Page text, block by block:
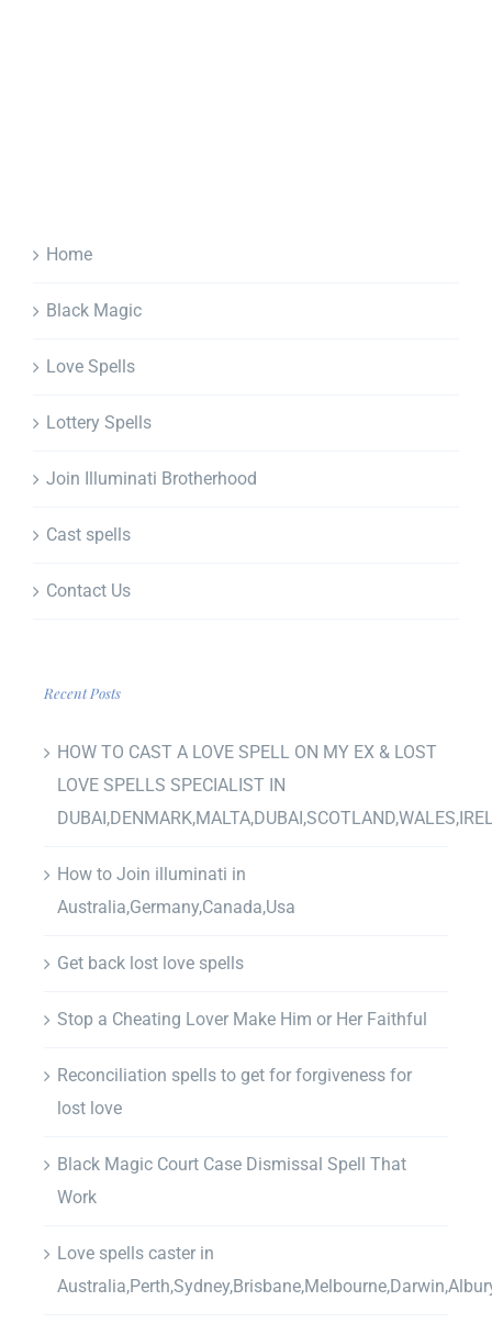
Home
Black Magic
Love Spells
Lottery Spells
Join Illuminati Brotherhood
Cast spells
Contact Us
Recent Posts
HOW TO CAST A LOVE SPELL ON MY EX & LOST
LOVE SPELLS SPECIALIST IN
How to Join illuminati in
Australia,Germany,Canada,Usa
Get back lost love spells
Stop a Cheating Lover Make Him or Her Faithful
Reconciliation spells to get for forgiveness for
lost love
Black Magic Court Case Dismissal Spell That
Work
Love spells caster in